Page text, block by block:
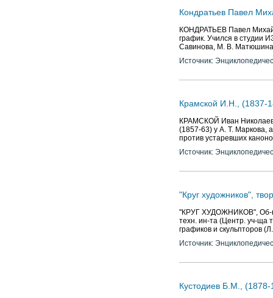
Кондратьев Павел
КОНДРАТЬЕВ Павел
график. Учился в студии
Савинова, М. В.
Источник:
Крамской И.Н., (1837-
КРАМСКОЙ Иван
(1857-63) у А. Т. Маркова,
против устаревших
Источник:
"Круг художников",
"КРУГ ХУДОЖНИКОВ", Об-во
техн. ин-та (Центр. уч-ща
графиков и скульпторов
Источник:
Кустодиев Б.М., (1878-